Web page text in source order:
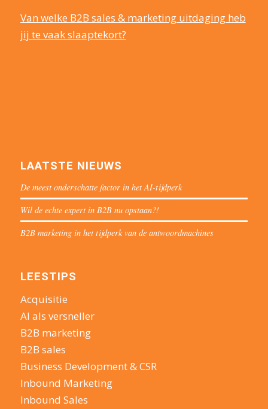
Van welke B2B sales & marketing uitdaging heb
jij te vaak slaaptekort?
LAATSTE NIEUWS
De meest onderschatte factor in het AI-tijdperk
Wil de echte expert in B2B nu opstaan?!
B2B marketing in het tijdperk van de antwoordmachines
LEESTIPS
Acquisitie
AI als versneller
B2B marketing
B2B sales
Business Development & CSR
Inbound Marketing
Inbound Sales